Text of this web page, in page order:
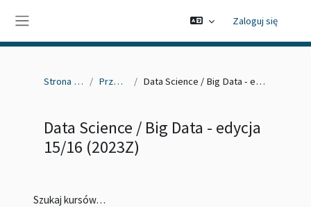
Zaloguj się
Strona główna Przedmioty Data Science / Big Data - edycja 15/16 (2023Z)
Data Science / Big Data - edycja
15/16 (2023Z)
Szukaj kursów…